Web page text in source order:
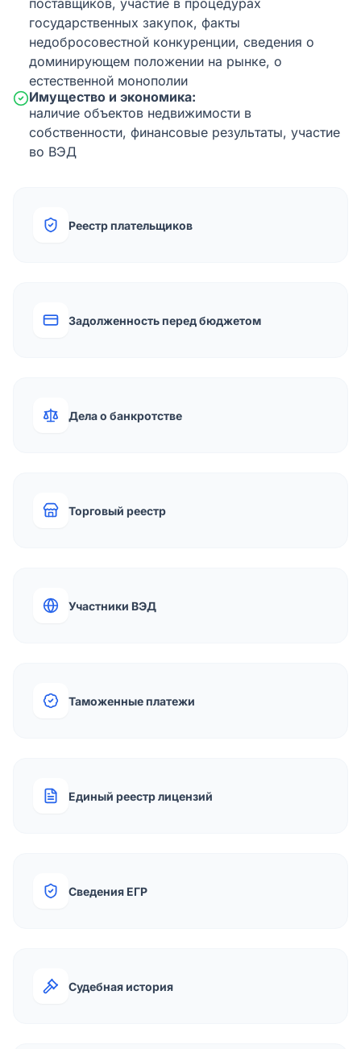
поставщиков, участие в процедурах
государственных закупок, факты
недобросовестной конкуренции, сведения о
доминирующем положении на рынке, о
естественной монополии
Имущество и экономика:
наличие объектов недвижимости в
собственности, финансовые результаты, участие
во ВЭД
Реестр плательщиков
Задолженность перед бюджетом
Дела о банкротстве
Торговый реестр
Участники ВЭД
Таможенные платежи
Единый реестр лицензий
Сведения ЕГР
Судебная история